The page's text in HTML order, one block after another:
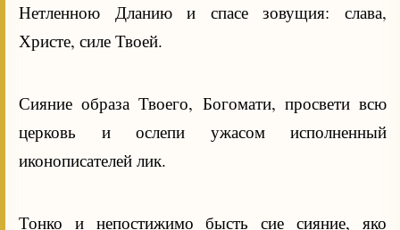
Нетленною Дланию и спасе зовущия: слава,
Христе, силе Твоей.
Сияние образа Твоего, Богомати, просвети всю
церковь и ослепи ужасом исполненный
иконописателей лик.
Тонко и непостижимо бысть сие сияние, яко